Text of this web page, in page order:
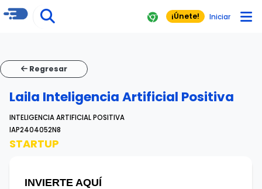
¡Únete! Iniciar
Regresar
Laila Inteligencia Artificial Positiva
INTELIGENCIA ARTIFICIAL POSITIVA
IAP2404052N8
STARTUP
INVIERTE AQUÍ